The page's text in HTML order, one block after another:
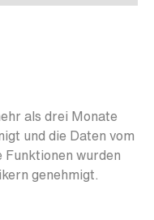
als drei Monate
und die Daten vom
wurden
genehmigt.